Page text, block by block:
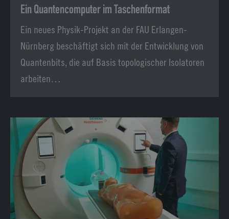
Ein Quantencomputer im Taschenformat
Ein neues Physik-Projekt an der FAU Erlangen-
Nürnberg beschäftigt sich mit der Entwicklung von
Quantenbits, die auf Basis topologischer Isolatoren
arbeiten…